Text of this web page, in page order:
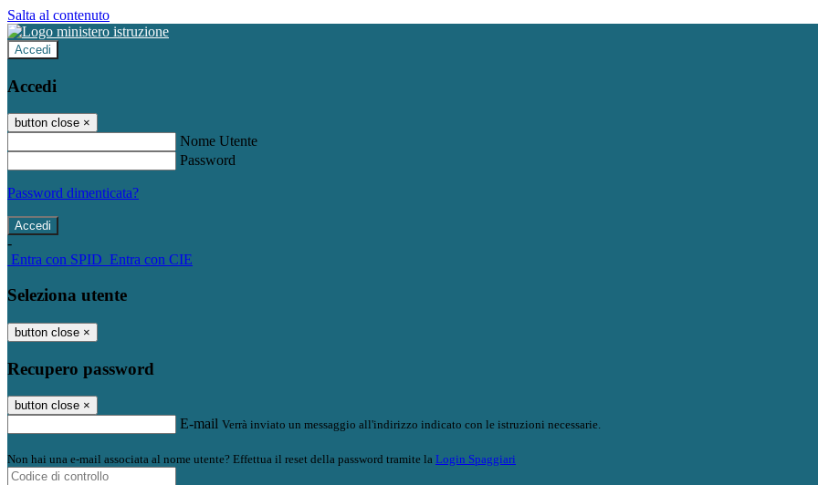
Salta al contenuto
Accedi
Accedi
button close ×
Nome Utente
Password
Password dimenticata?
-
Entra con SPID Entra con CIE
Seleziona utente
button close ×
Recupero password
button close ×
E-mail Verrà inviato un messaggio all'indirizzo indicato con le istruzioni necessarie.
Non hai una e-mail associata al nome utente? Effettua il reset della password tramite la Login Spaggiari